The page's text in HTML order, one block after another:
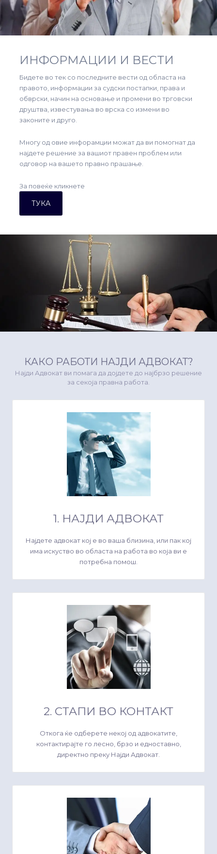
ИНФОРМАЦИИ И ВЕСТИ
Бидете во тек со последните вести од областа на
правото, информации за судски постапки, права и
обврски, начин на основање и промени во трговски
друштва, известувања во врска со измени во
законите и друго.
Многу од овие инфорамции можат да ви помогнат да
најдете решение за вашиот правен проблем или
одговор на вашето правно прашање.
За повеќе кликнете
ТУКА
КАКО РАБОТИ НАЈДИ АДВОКАТ?
Најди Адвокат ви помага да дојдете до најбрзо решение
за секоја правна работа.
1. НАЈДИ АДВОКАТ
Најдете адвокат кој е во ваша близина, или пак кој
има искуство во областа на работа во која ви е
потребна помош.
2. СТАПИ ВО КОНТАКТ
Откога ќе одберете некој од адвокатите,
контактирајте го лесно, брзо и едноставно,
директно преку Најди Адвокат.